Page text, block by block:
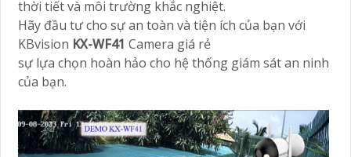
thời tiết và môi trường khắc nghiệt.
Hãy đầu tư cho sự an toàn và tiện ích của bạn với
KBvision KX-WF41 Camera giá rẻ
sự lựa chọn hoàn hảo cho hệ thống giám sát an ninh
của bạn.